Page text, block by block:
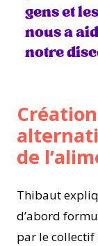
gens et
nous a
notre
de
Thibaut
d’abord
par lecollectif